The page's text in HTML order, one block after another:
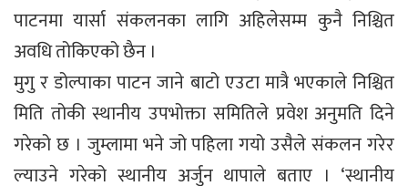
पाटनमा यार्सा संकलनका लागि अहिलेसम्म कुनै निश्चित
अवधि तोकिएको छैन ।
मुगु र डोल्पाका पाटन जाने बाटो एउटा मात्रै भएकाले निश्चित
मिति तोकी स्थानीय उपभोक्ता समितिले प्रवेश अनुमति दिने
गरेको छ । जुम्लामा भने जो पहिला गयो उसैले संकलन गरेर
ल्याउने गरेको स्थानीय अर्जुन थापाले बताए । ‘स्थानीय